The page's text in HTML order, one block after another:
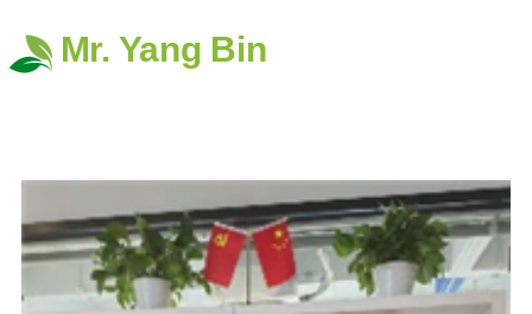
Mr. Yang Bin